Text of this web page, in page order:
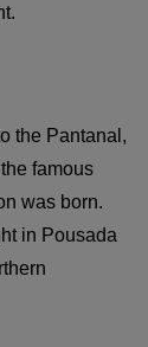
the Pantanal,
famous
was born.
in Pousada